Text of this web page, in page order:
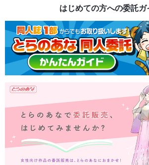
はじめての方への委託ガ